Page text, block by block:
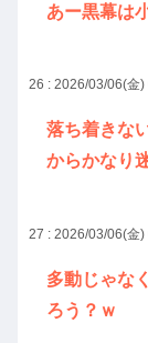
あー黒幕は
26 : 2026/03/06(金
落ち着きな
からかなり
27 : 2026/03/06(金
多動じゃな
ろう？ｗ